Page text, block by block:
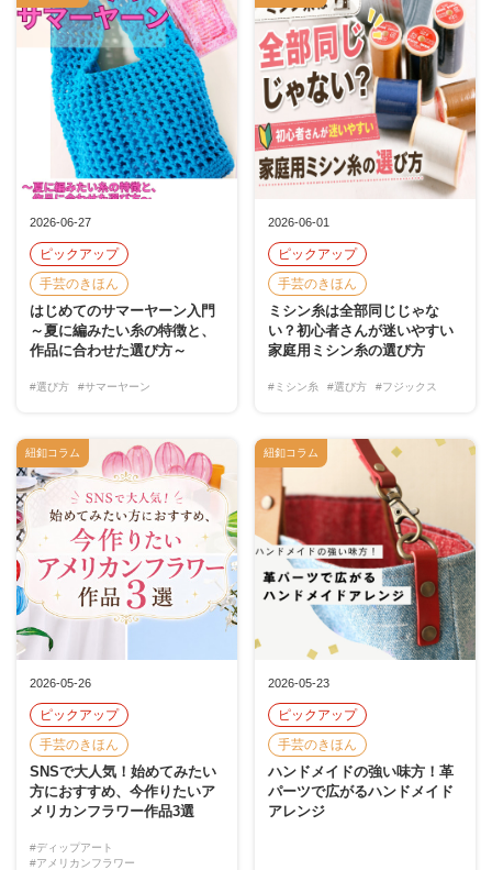
2026-06-27
ピックアップ
手芸のきほん
はじめてのサマーヤーン入門
～夏に編みたい糸の特徴と、
作品に合わせた選び方～
#選び方 #サマーヤーン
2026-06-01
ピックアップ
手芸のきほん
ミシン糸は全部同じじゃな
い？初心者さんが迷いやすい
家庭用ミシン糸の選び方
#ミシン糸 #選び方 #フジックス
2026-05-26
ピックアップ
手芸のきほん
SNSで大人気！始めてみたい
方におすすめ、今作りたいア
メリカンフラワー作品3選
#ディップアート
#アメリカンフラワー
紐釦コラム
2026-05-23
ピックアップ
手芸のきほん
ハンドメイドの強い味方！革
パーツで広がるハンドメイド
アレンジ
紐釦コラム